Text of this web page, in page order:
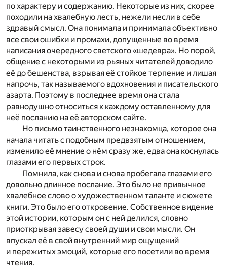
по характеру и содержанию. Некоторые из них, скорее
походили на хвалебную лесть, нежели несли в себе
здравый смысл. Она понимала и принимала объективно
все свои ошибки и промахи, допущенные во время
написания очередного светского «шедевра». Но порой,
общение с некоторыми из рьяных читателей доводило
её до бешенства, взрывая её стойкое терпение и лишая
напрочь, так называемого вдохновения и писательского
азарта. Поэтому в последнее время она стала
равнодушно относиться к каждому оставленному для
неё посланию на её авторском сайте.
Но письмо таинственного незнакомца, которое она
начала читать с подобным предвзятым отношением,
изменило её мнение о нём сразу же, едва она коснулась
глазами его первых строк.
Помнила, как снова и снова пробегала глазами его
довольно длинное послание. Это было не привычное
хвалебное слово о художественном таланте и сюжете
книги. Это было его откровение. Собственное видение
этой истории, которым он с ней делился, словно
приоткрывая завесу своей души и свои мысли. Он
впускал её в свой внутренний мир ощущений
и пережитых эмоций, которые его посетили во время
чтения.